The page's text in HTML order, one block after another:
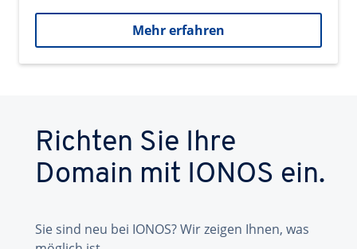
Mehr erfahren
Richten Sie Ihre
Domain mit IONOS ein.
Sie sind neu bei IONOS? Wir zeigen Ihnen, was